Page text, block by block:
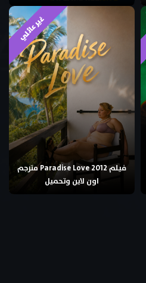
غير عائلي
فيلم Paradise Love 2012 مترجم
اون لاين وتحميل